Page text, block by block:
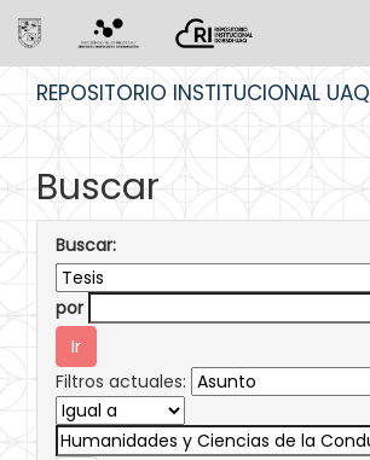
REPOSITORIO INSTITUCIONAL UAQ
Buscar
Buscar:
por
Filtros actuales: